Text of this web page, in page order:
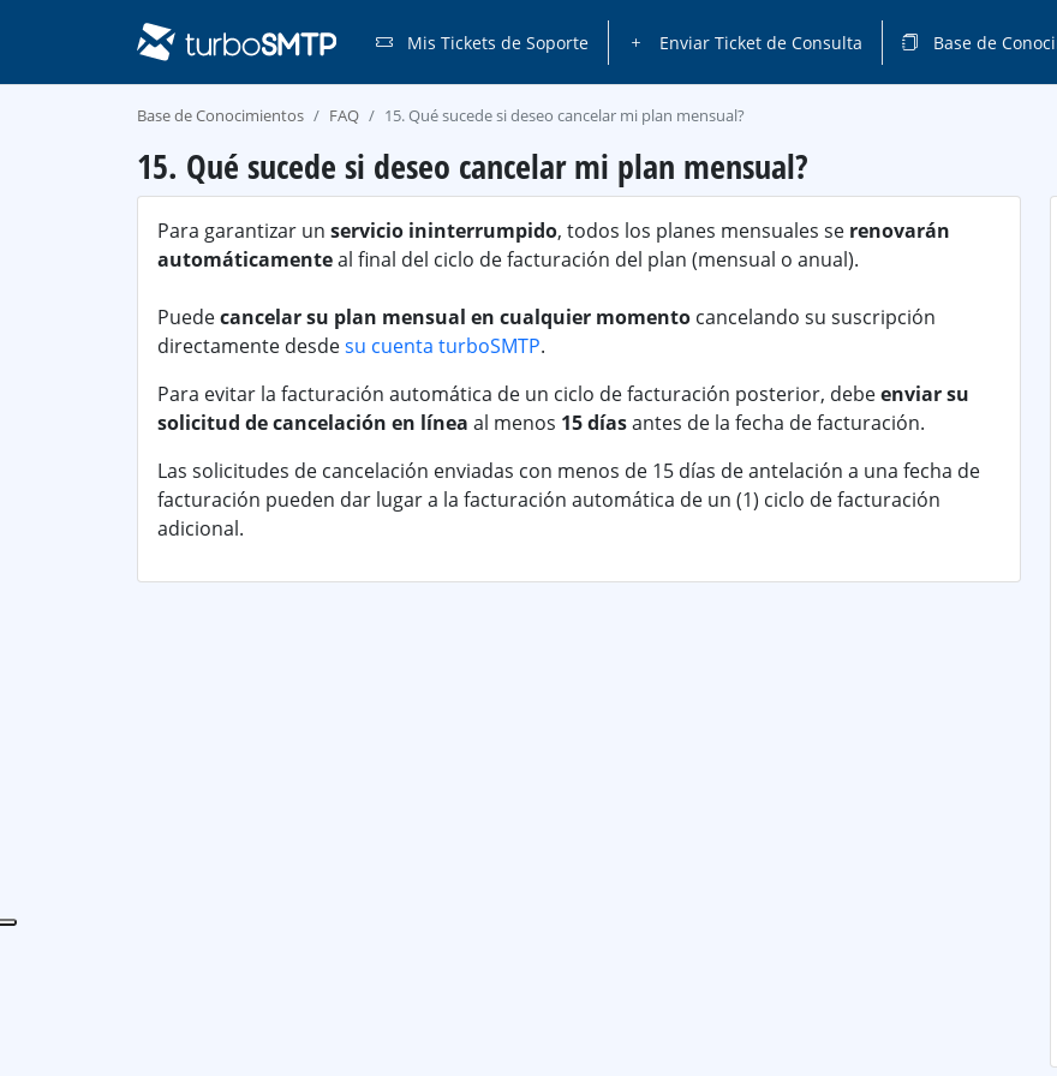
Mis Tickets de Soporte Enviar Ticket de Consulta Base de
Base de Conocimientos FAQ 15. Qué sucede si deseo cancelar mi plan mensual?
15. Qué sucede si deseo cancelar mi plan mensual?
Para garantizar un servicio ininterrumpido, todos los planes mensuales se renovarán
automáticamenteal final del ciclo de facturación del plan (mensual o anual).
Puedecancelar su plan mensual en cualquier momento cancelando su suscripción
directamente desdesu cuenta turboSMTP.
Para evitar la facturación automática de un ciclo de facturación posterior, debeenviar su
solicitud de cancelación en línea al menos 15 díasantes de la fecha de facturación.
Las solicitudes de cancelación enviadas con menos de 15 días de antelación a una fecha de
facturación pueden dar lugar a la facturación automática de un (1) ciclo de facturación
adicional.